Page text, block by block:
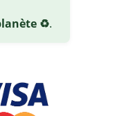
♻️.